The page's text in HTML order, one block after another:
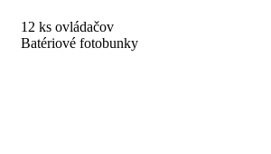
12 ks ovládačov
Batériové fotobunky